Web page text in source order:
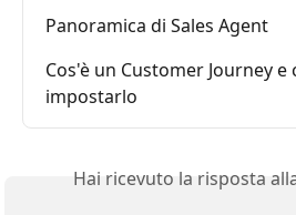
Panoramica di Sales Agent
Cos'è un Customer Journey e
impostarlo
Hai ricevuto la risposta